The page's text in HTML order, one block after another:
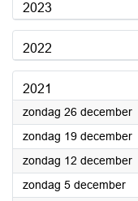
2023
2022
2021
zondag 26 december
zondag 19 december
zondag 12 december
zondag 5 december